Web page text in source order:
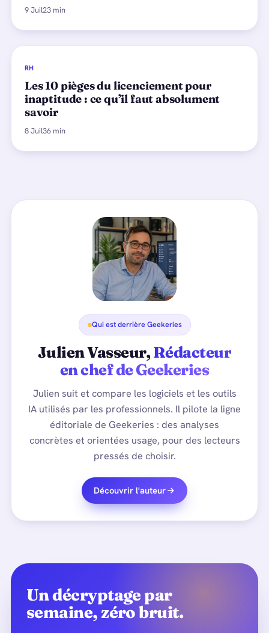
9 Juil23 min
RH
Les 10 pièges du licenciement pour
inaptitude : ce qu’il faut absolument
savoir
8 Juil36 min
Qui est derrière Geekeries
Julien Vasseur,Rédacteur
en chef de Geekeries
Julien suit et compare les logiciels et les outils
IA utilisés par les professionnels. Il pilote la ligne
éditoriale de Geekeries : des analyses
concrètes et orientées usage, pour des lecteurs
pressés de choisir.
Découvrir l'auteur
Un décryptage par
semaine, zéro bruit.